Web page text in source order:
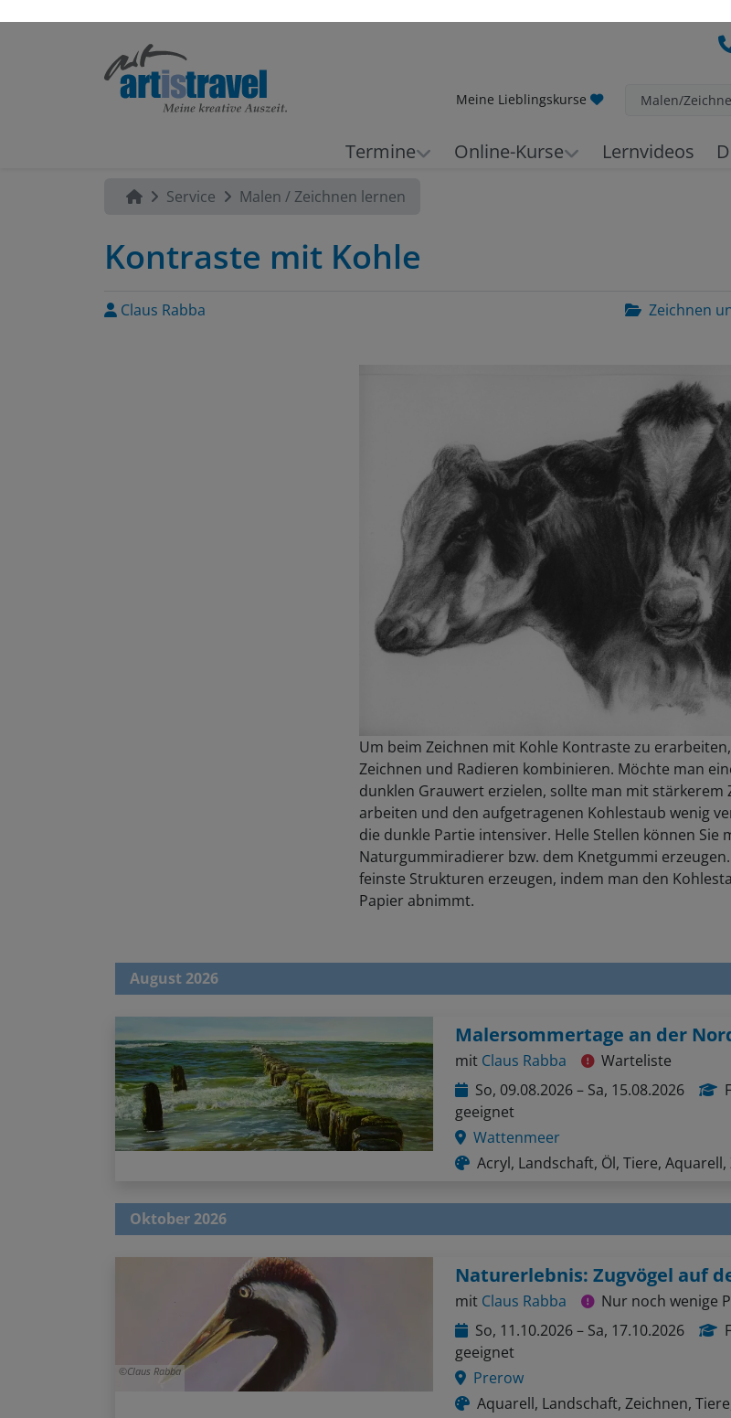
Service Malen / Zeichnen lernen
Kontraste mit Kohle
Claus Rabba Zeichnen
Um beim Zeichnen mit Kohle Kontraste zu erarbeiten,
Zeichnen und Radieren kombinieren. Möchte man
dunklen Grauwert erzielen, sollte man mit stärkerem
arbeiten und den aufgetragenen Kohlestaub wenig
die dunkle Partie intensiver. Helle Stellen können Sie
Naturgummiradierer bzw. dem Knetgummi erzeugen.
feinste Strukturen erzeugen, indem man den
Papier abnimmt.
August 2026
Malersommertage an der
mit Claus Rabba
Warteliste
So, 09.08.2026 – Sa, 15.08.2026
geeignet
Wattenmeer
Acryl, Landschaft, Öl, Tiere, Aquarell,
Oktober 2026
Claus Rabba
Naturerlebnis: Zugvögel auf
mit Claus Rabba
Nur noch wenige
So, 11.10.2026 – Sa, 17.10.2026
geeignet
Prerow
Aquarell, Landschaft, Zeichnen,